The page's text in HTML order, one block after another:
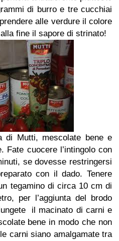
di burro e tre cucchiai
alle verdure il colore
fine il sapore di strinato!
di Mutti, mescolate bene e
cuocere l’intingolo con
se dovesse restringersi
con il dado. Tenere
tegamino di circa 10 cm di
per l’aggiunta del brodo
il macinato di carni e
bene in modo che non
carni siano amalgamate tra